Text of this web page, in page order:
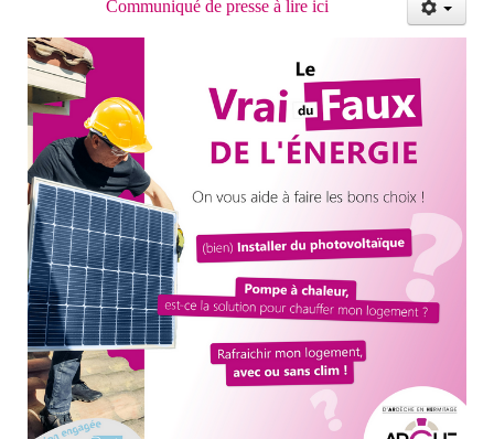
Communiqué de presse à lire ici